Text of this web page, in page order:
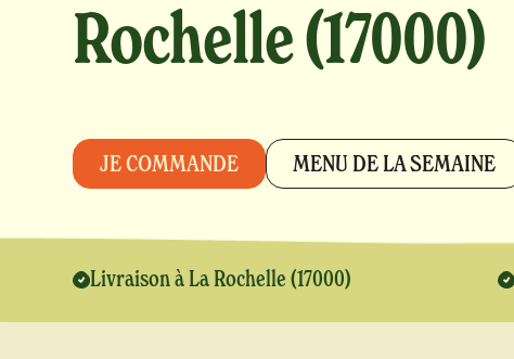
Rochelle (17000)
JE COMMANDE MENU DE LA SEMAINE
Livraison à La Rochelle (17000)